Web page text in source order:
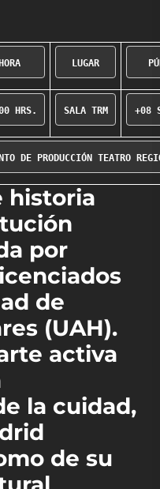
LUGAR
HRS. SALA TRM +08
DE PRODUCCIÓN TEATRO
historia
por
de
(UAH).
activa
la cuidad,
de su